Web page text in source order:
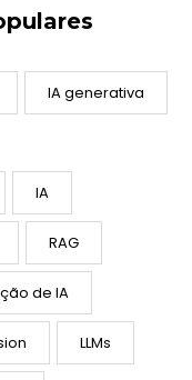
IA generativa
IA
RAG
de IA
LLMs